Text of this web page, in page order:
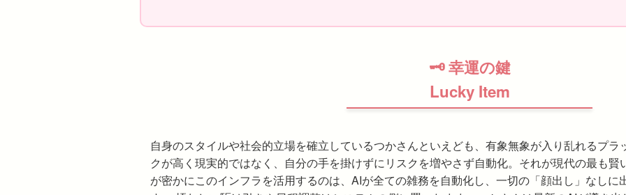
🗝 幸運の鍵
Lucky Item
自身のスタイルや社会的立場を確立しているつかさんといえども、有象無象が入り乱れるプ
クが高く現実的ではなく、自分の手を掛けずにリスクを増やさず自動化。それが現代の最も
が密かにこのインフラを活用するのは、AIが全ての雑務を自動化し、一切の「顔出し」なしに